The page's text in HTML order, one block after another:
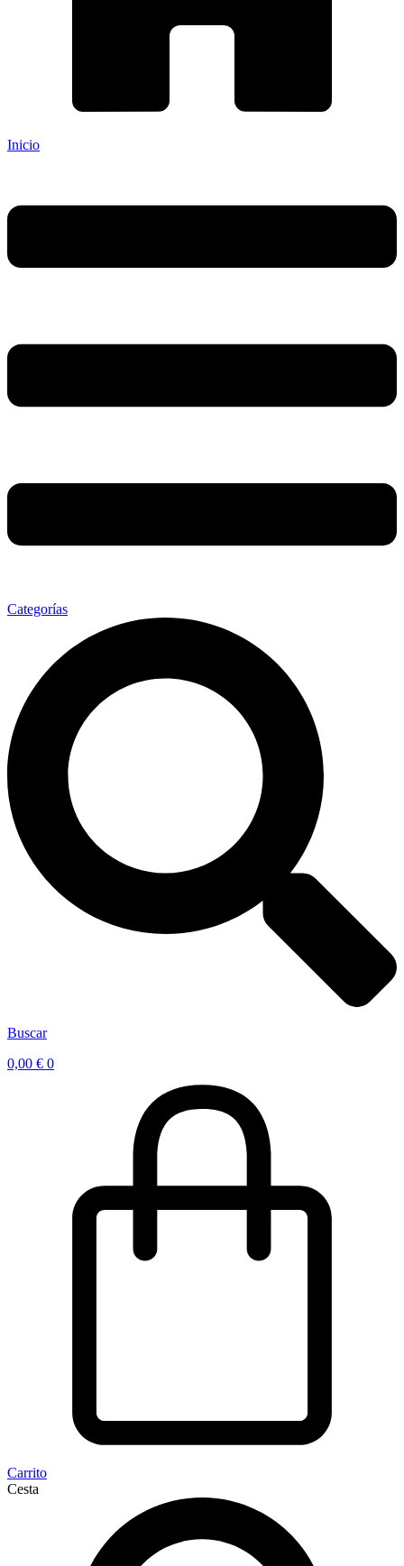
Inicio
Categorías
Buscar
0,00 € 0
Carrito
Cesta